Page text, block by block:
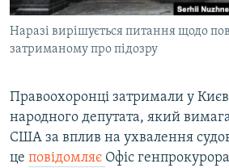
КРИМ РЕАЛІЇ
РУС
КТАТ
Наразі вирішується питання щодо
затриманому про підозру
Правоохоронці затримали у
народного депутата, який
США за вплив на ухвалення
це повідомляє Офіс